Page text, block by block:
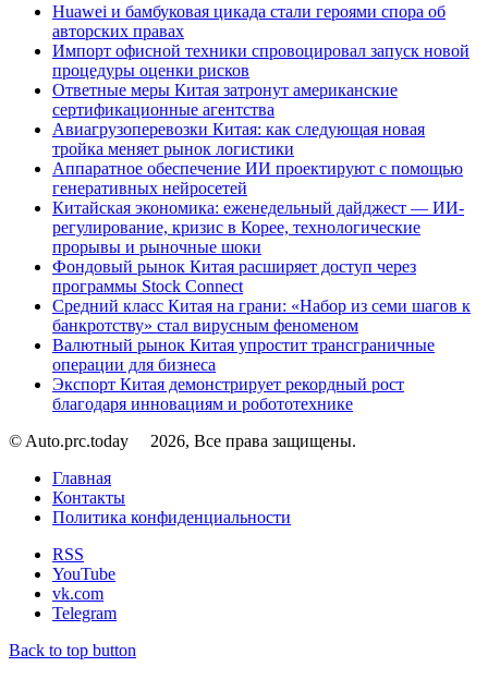
Huawei и бамбуковая цикада стали героями спора об
авторских правах
Импорт офисной техники спровоцировал запуск новой
процедуры оценки рисков
Ответные меры Китая затронут американские
сертификационные агентства
Авиагрузоперевозки Китая: как следующая новая
тройка меняет рынок логистики
Аппаратное обеспечение ИИ проектируют с помощью
генеративных нейросетей
Китайская экономика: еженедельный дайджест — ИИ-
регулирование, кризис в Корее, технологические
прорывы и рыночные шоки
Фондовый рынок Китая расширяет доступ через
программы Stock Connect
Средний класс Китая на грани: «Набор из семи шагов к
банкротству» стал вирусным феноменом
Валютный рынок Китая упростит трансграничные
операции для бизнеса
Экспорт Китая демонстрирует рекордный рост
благодаря инновациям и робототехнике
© Auto.prc.today
2026, Все права защищены.
Главная
Контакты
Политика конфиденциальности
RSS
YouTube
vk.com
Telegram
Back to top button